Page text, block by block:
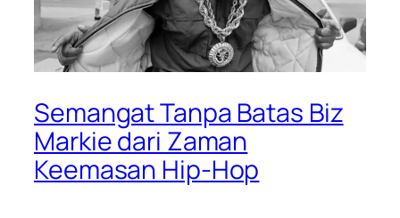
Semangat Tanpa Batas Biz
Markie dari Zaman
Keemasan Hip-Hop